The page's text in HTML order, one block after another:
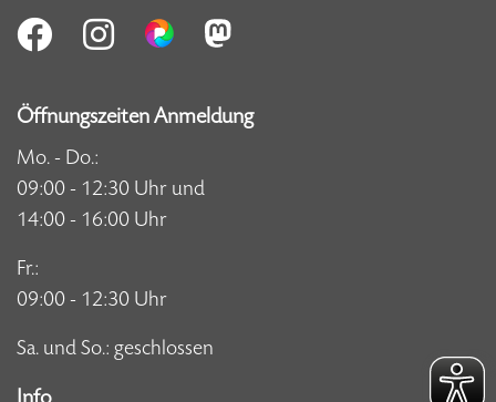
Öffnungszeiten Anmeldung
Mo. - Do.:
09:00 - 12:30 Uhr und
14:00 - 16:00 Uhr
Fr.:
09:00 - 12:30 Uhr
Sa. und So.: geschlossen